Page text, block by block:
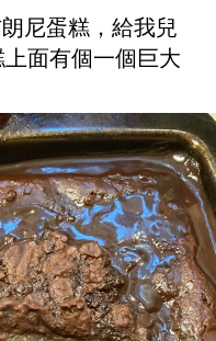
尼蛋糕，給我兒
面有個一個巨大